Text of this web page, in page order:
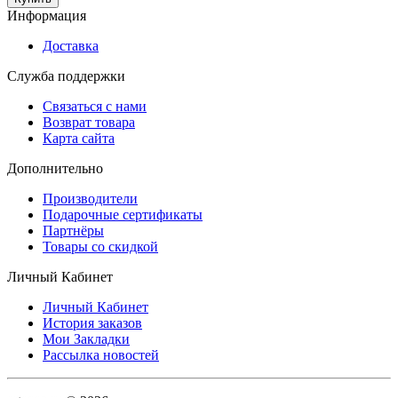
Информация
Доставка
Служба поддержки
Связаться с нами
Возврат товара
Карта сайта
Дополнительно
Производители
Подарочные сертификаты
Партнёры
Товары со скидкой
Личный Кабинет
Личный Кабинет
История заказов
Мои Закладки
Рассылка новостей